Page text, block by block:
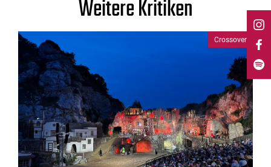
Weitere Kritiken
Crossover